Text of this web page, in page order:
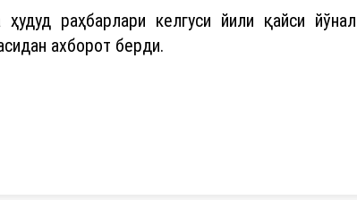
ахборот берди.